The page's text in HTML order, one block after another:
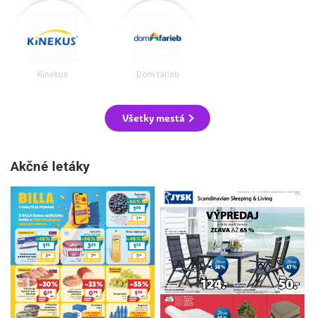
Kinekus Dom farieb
Všetky mestá
Akčné letáky